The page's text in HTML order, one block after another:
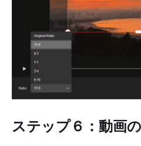
ステップ６：動画